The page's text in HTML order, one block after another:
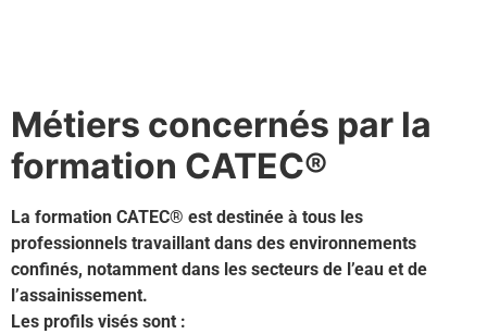
Métiers concernés par la
formation CATEC®
La formation CATEC® est destinée à tous les
professionnels travaillant dans des environnements
confinés, notamment dans les secteurs de l’eau et de
l’assainissement.
Les profils visés sont :